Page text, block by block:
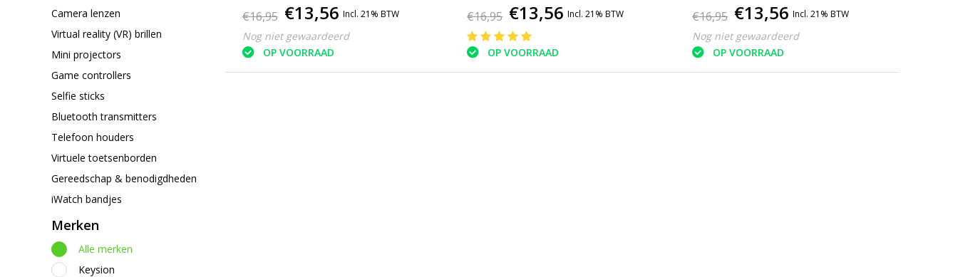
Camera lenzen
Virtual reality (VR) brillen
Mini projectors
Game controllers
Selfie sticks
Bluetooth transmitters
Telefoon houders
Virtuele toetsenborden
Gereedschap & benodigdheden
iWatch bandjes
Merken
Alle merken
Keysion
€16,95 €13,56 Incl. 21% BTW
Nog niet gewaardeerd
OP VOORRAAD
€16,95 €13,56 Incl. 21% BTW
OP VOORRAAD
€16,95 €13,56 Incl. 21% BTW
Nog niet gewaardeerd
OP VOORRAAD